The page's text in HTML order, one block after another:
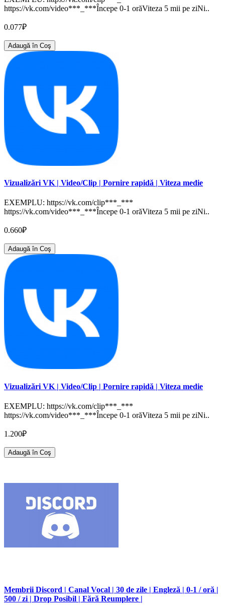
https://vk.com/video***_***Începe 0-1 orăViteza 5 mii pe ziNi..
0.077₽
Adaugă în Coş
Vizualizări VK | Video/Clip | Pornire rapidă | Viteza medie
EXEMPLU: https://vk.com/clip***_***
https://vk.com/video***_***Începe 0-1 orăViteza 5 mii pe ziNi..
0.660₽
Adaugă în Coş
Vizualizări VK | Video/Clip | Pornire rapidă | Viteza medie
EXEMPLU: https://vk.com/clip***_***
https://vk.com/video***_***Începe 0-1 orăViteza 5 mii pe ziNi..
1.200₽
Adaugă în Coş
Membrii Discord | Canal Vocal | 30 de zile | Engleză | 0-1 / oră |
500 / zi | Drop Posibil | Fără Reumplere |